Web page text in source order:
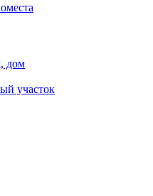
дом
участок